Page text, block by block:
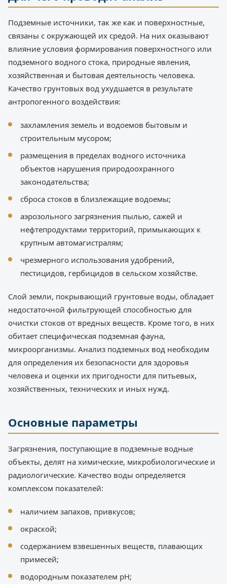
Подземные источники, так же как и поверхностные,
связаны с окружающей их средой. На них оказывают
влияние условия формирования поверхностного или
подземного водного стока, природные явления,
хозяйственная и бытовая деятельность человека.
Качество грунтовых вод ухудшается в результате
антропогенного воздействия:
захламления земель и водоемов бытовым и
строительным мусором;
размещения в пределах водного источника
объектов нарушения природоохранного
законодательства;
сброса стоков в близлежащие водоемы;
аэрозольного загрязнения пылью, сажей и
нефтепродуктами территорий, примыкающих к
крупным автомагистралям;
чрезмерного использования удобрений,
пестицидов, гербицидов в сельском хозяйстве.
Слой земли, покрывающий грунтовые воды, обладает
недостаточной фильтрующей способностью для
очистки стоков от вредных веществ. Кроме того, в них
обитает специфическая подземная фауна,
микроорганизмы. Анализ подземных вод необходим
для определения их безопасности для здоровья
человека и оценки их пригодности для питьевых,
хозяйственных, технических и иных нужд.
Основные параметры
Загрязнения, поступающие в подземные водные
объекты, делят на химические, микробиологические и
радиологические. Качество воды определяется
комплексом показателей:
наличием запахов, привкусов;
окраской;
содержанием взвешенных веществ, плавающих
примесей;
водородным показателем pH;